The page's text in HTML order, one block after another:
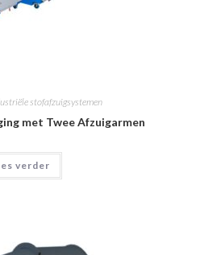
stofafzuigsystemen
met Twee Afzuigarmen
verder